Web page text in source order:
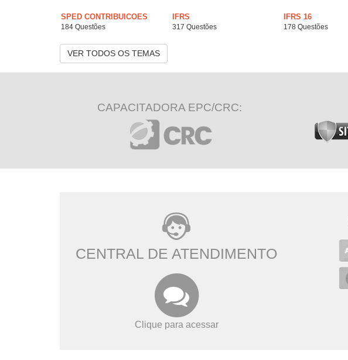
SPED CONTRIBUICOES
184 Questões
IFRS
317 Questões
IFRS 16
178 Questões
VER TODOS OS TEMAS
CAPACITADORA EPC/CRC:
CENTRAL DE ATENDIMENTO
Clique para acessar